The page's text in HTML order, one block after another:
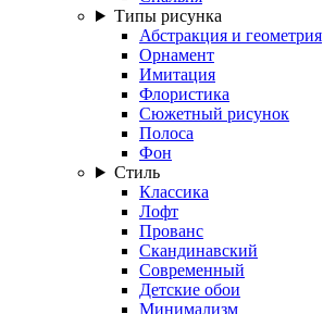
Типы рисунка
Абстракция и геометрия
Орнамент
Имитация
Флористика
Сюжетный рисунок
Полоса
Фон
Стиль
Классика
Лофт
Прованс
Скандинавский
Современный
Детские обои
Минимализм